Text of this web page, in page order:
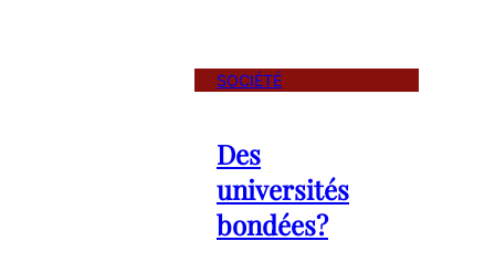
SOCIÉTÉ
Des
universités
bondées?